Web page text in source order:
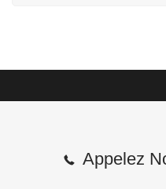
Appelez